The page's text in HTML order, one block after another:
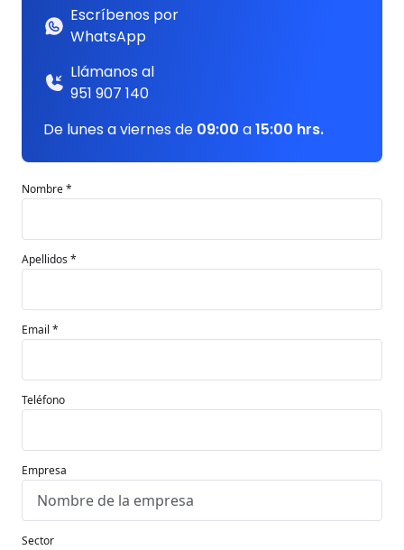
Escríbenos por
WhatsApp
Llámanos al
951 907 140
De lunes a viernes de 09:00 a15:00 hrs.
Nombre *
Apellidos *
Email *
Teléfono
Empresa
Sector